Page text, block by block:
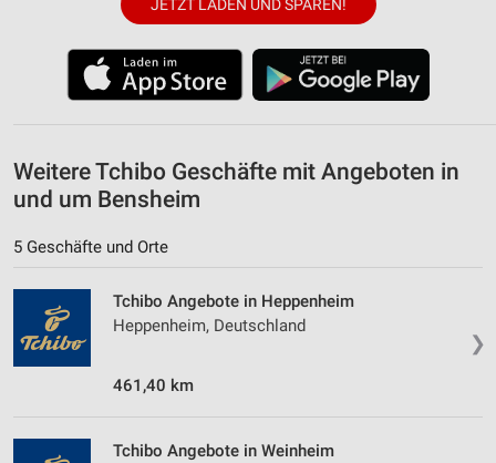
JETZT LADEN UND SPAREN!
Weitere Tchibo Geschäfte mit Angeboten in
und um Bensheim
5 Geschäfte und Orte
❯
Tchibo Angebote in Heppenheim
Heppenheim, Deutschland
461,40 km
Tchibo Angebote in Weinheim